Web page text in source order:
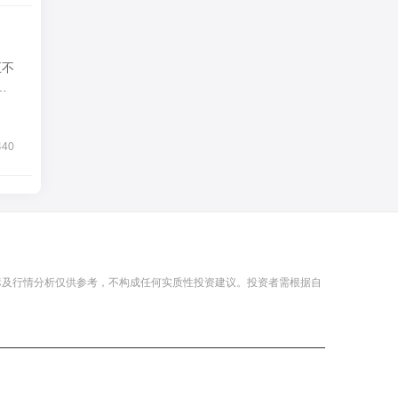
行情分析仅供参考，不构成任何实质性投资建议。投资者需根据自